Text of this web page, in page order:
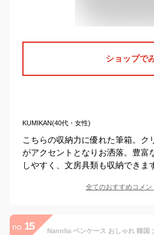
ショップで
KUMIKAN(40代・女性)
こちらの収納力に優れた筆箱。ク
がアクセントとなりお洒落。豊富
しやすく、文房具類も収納できま
全てのおすすめコメン
no. 15